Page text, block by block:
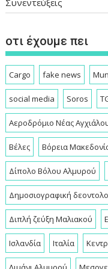
οτι έχουμε πει
Cargo fake news
social media Soros
Αεροδρόμιο Νέας
Βέλες Βόρεια
Δίπολο Βόλου Αλμυρού
Δημοσιογραφική
Διπλή ζεύξη Μαλιακού
Ισλανδία Ιταλία